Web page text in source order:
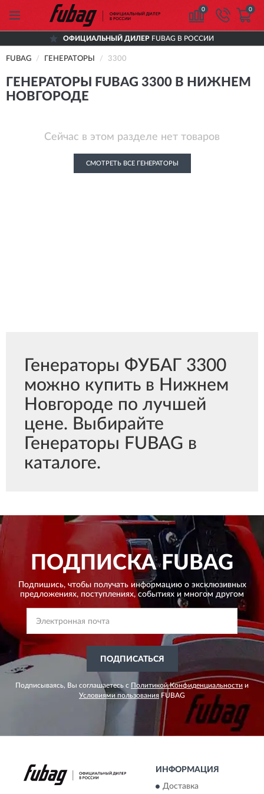
0 0
ОФИЦИАЛЬНЫЙ ДИЛЕРFUBAG В РОССИИ
FUBAG ГЕНЕРАТОРЫ 3300
ГЕНЕРАТОРЫ FUBAG 3300 В НИЖНЕМ
НОВГОРОДЕ
Сейчас в этом разделе нет товаров
СМОТРЕТЬ ВСЕ ГЕНЕРАТОРЫ
Генераторы ФУБАГ 3300
можно купить в Нижнем
Новгороде по лучшей
цене. Выбирайте
Генераторы FUBAG в
каталоге.
ПОДПИСКАFUBAG
Подпишись, чтобы получать информацию о эксклюзивных
предложениях, поступлениях, событиях и многом другом
ПОДПИСАТЬСЯ
Подписываясь, Вы соглашаетесь с Политикой Конфиденциальности и
Условиями пользования FUBAG
ИНФОРМАЦИЯ
Доставка